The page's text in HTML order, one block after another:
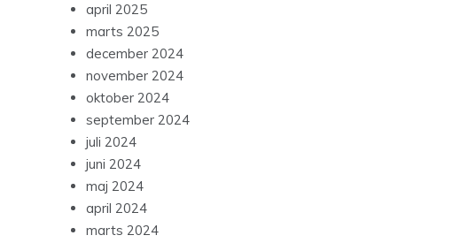
april 2025
marts 2025
december 2024
november 2024
oktober 2024
september 2024
juli 2024
juni 2024
maj 2024
april 2024
marts 2024